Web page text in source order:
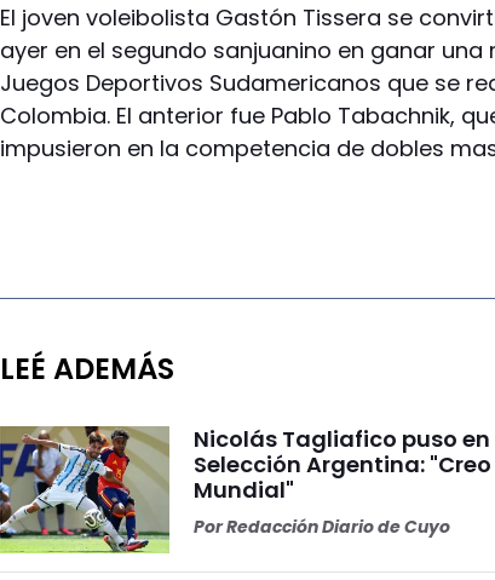
El joven voleibolista Gastón Tissera se
ayer en el segundo sanjuanino en ganar una
Juegos Deportivos Sudamericanos que se
Colombia. El anterior fue Pablo Tabachnik,
impusieron en la competencia de dobles
LEÉ ADEMÁS
Nicolás Tagliafico puso
Selección Argentina:
Mundial"
PorRedacción Diario de Cuyo